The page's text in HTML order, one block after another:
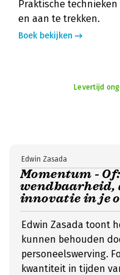
Praktische
en aan te trekken.
Boek bekijken
Levertijd
Momentum -
innovatie in je
Edwin Zasada
Edwin Zasada toont
kunnen behouden
personeelswerving.
kwantiteit in tijden